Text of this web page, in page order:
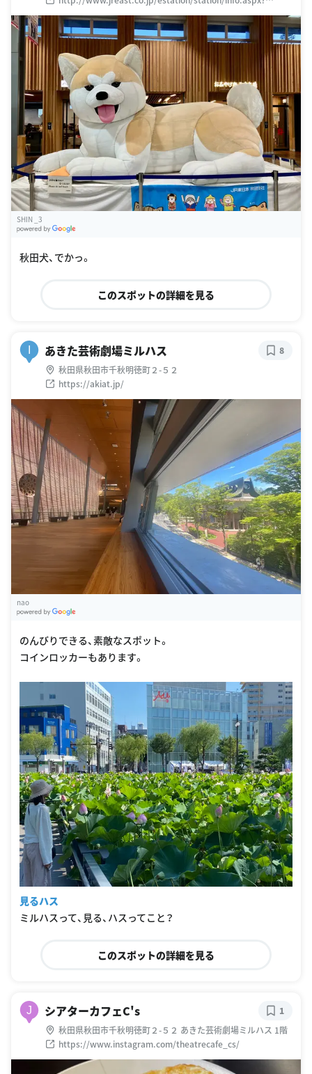
StationCd=39
SHIN _3
秋田犬、でかっ。
このスポットの詳細を見る
I あきた芸術劇場ミルハス
秋田県秋田市千秋明徳町２-５２
https://akiat.jp/
8
nao
のんびりできる、素敵なスポット。
コインロッカーもあります。
見るハス
ミルハスって、見る、ハスってこと？
このスポットの詳細を見る
J シアターカフェC's
秋田県秋田市千秋明徳町２-５２ あきた芸術劇場ミルハス 1階
https://www.instagram.com/theatrecafe_cs/
1